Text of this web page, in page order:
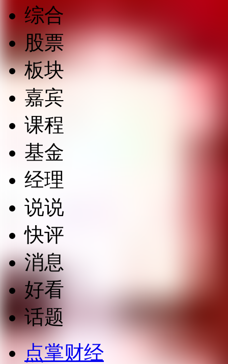
综合
股票
板块
嘉宾
课程
基金
经理
说说
快评
消息
好看
话题
点掌财经